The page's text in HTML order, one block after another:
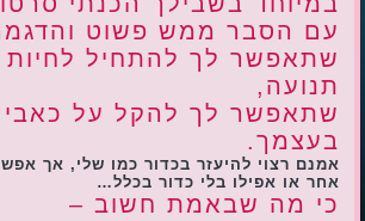
עם הסבר ממש פשוט
שתאפשר לך להתחיל לחיות
תנועה,
שתאפשר לך להקל על
בעצמך.
אמנם רצוי להיעזר בכדור כמו שלי, אך
אחר או אפילו בלי כדור בכלל…
כי מה שבאמת חשוב –